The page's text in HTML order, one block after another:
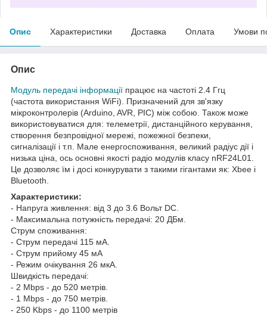
Опис Характеристики Доставка Оплата Умови
Опис
Модуль передачі інформації працює на частоті 2.4 Ггц
(частота використання WiFi). Призначений для зв'язку
мікроконтролерів (Arduino, AVR, PIC) між собою. Також може
використовуватися для: телеметрії, дистанційного керування,
створення безпровідної мережі, пожежної безпеки,
сигналізації і т.п. Мале енергоспоживання, великий радіус дії і
низька ціна, ось основні якості радіо модулів класу nRF24L01.
Це дозволяє їм і досі конкурувати з такими гігантами як: Xbee і
Bluetooth.
Характеристики:
- Напруга живлення: від 3 до 3.6 Вольт DC.
- Максимальна потужність передачі: 20 ДБм.
Струм споживання:
- Струм передачі 115 мА.
- Струм прийому 45 мА
- Режим очікування 26 мкА.
Швидкість передачі:
- 2 Mbps - до 520 метрів.
- 1 Mbps - до 750 метрів.
- 250 Kbps - до 1100 метрів